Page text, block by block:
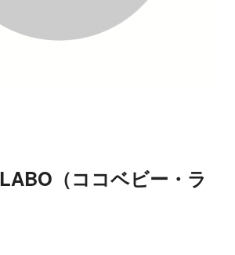
（ココベビー・ラ